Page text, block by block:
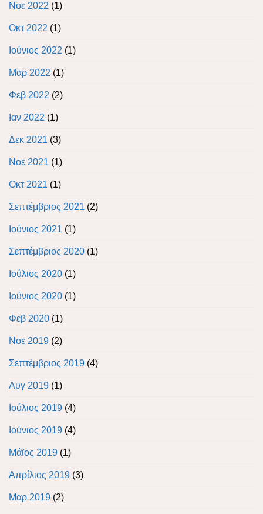
Νοε 2022 (1)
Οκτ 2022 (1)
Ιούνιος 2022 (1)
Μαρ 2022 (1)
Φεβ 2022 (2)
Ιαν 2022 (1)
Δεκ 2021 (3)
Νοε 2021 (1)
Οκτ 2021 (1)
Σεπτέμβριος 2021 (2)
Ιούνιος 2021 (1)
Σεπτέμβριος 2020 (1)
Ιούλιος 2020 (1)
Ιούνιος 2020 (1)
Φεβ 2020 (1)
Νοε 2019 (2)
Σεπτέμβριος 2019 (4)
Αυγ 2019 (1)
Ιούλιος 2019 (4)
Ιούνιος 2019 (4)
Μάϊος 2019 (1)
Απρίλιος 2019 (3)
Μαρ 2019 (2)